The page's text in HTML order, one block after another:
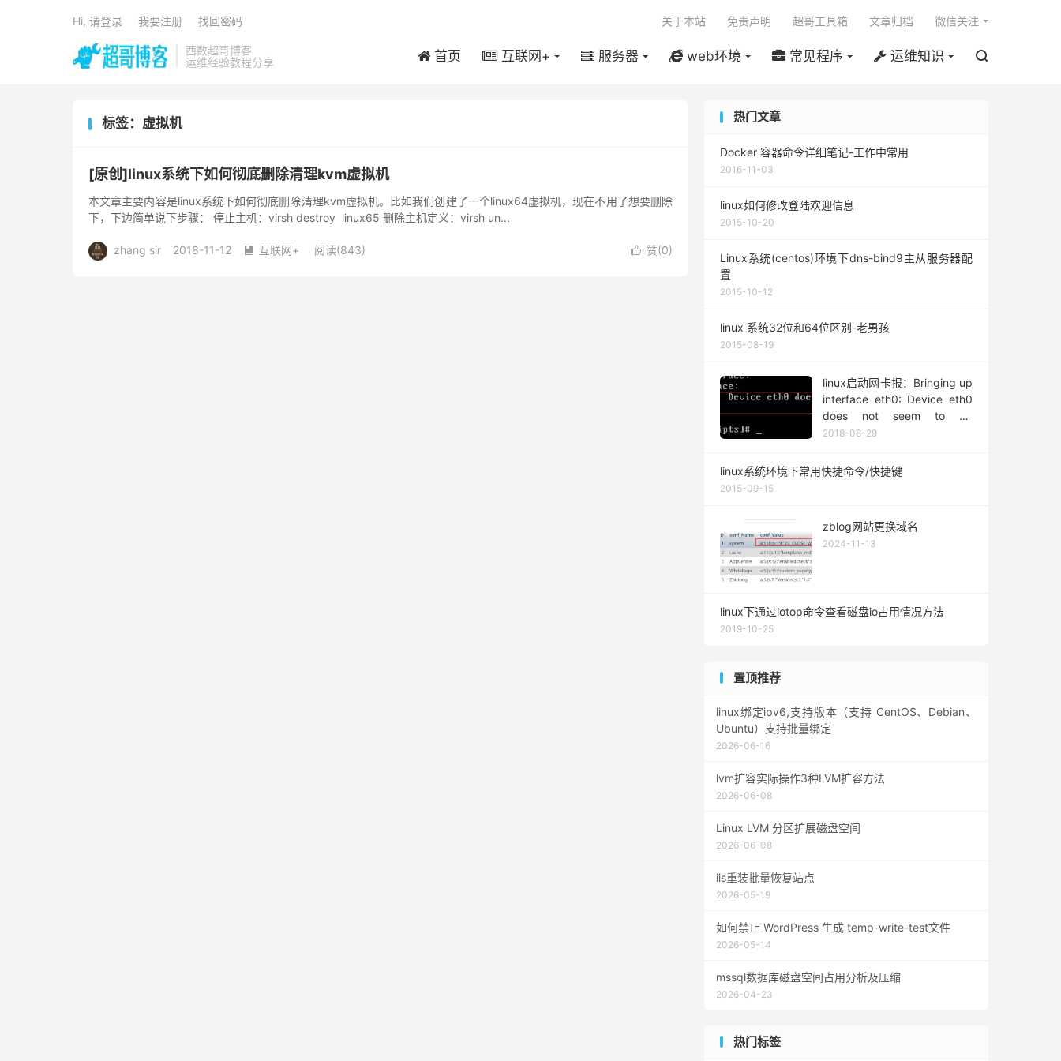
西数超哥博客
运维经验教程分享
首页 互联网+ 服务器 web环境 常见程序 运维知识 
关于本站 免责声明 超哥工具箱 文章归档 微信关注
Hi, 请登录 我要注册 找回密码
标签：虚拟机
[原创]linux系统下如何彻底删除清理kvm虚拟机
本文章主要内容是linux系统下如何彻底删除清理kvm虚拟机。比如我们创建了一个linux64虚拟机，现在不用了想要删除
下，下边简单说下步骤： 停止主机：virsh destroy linux65 删除主机定义：virsh un...
 赞(0)
zhang sir 2018-11-12  互联网+ 阅读(843)
热门文章
Docker 容器命令详细笔记-工作中常用
2016-11-03
linux如何修改登陆欢迎信息
2015-10-20
Linux系统(centos)环境下dns-bind9主从服务器配
置
2015-10-12
linux 系统32位和64位区别-老男孩
2015-08-19
linux启动网卡报：Bringing up
interface eth0: Device eth0
does not seem to be
present,delaying initialization
2018-08-29
linux系统环境下常用快捷命令/快捷键
2015-09-15
zblog网站更换域名
2024-11-13
linux下通过iotop命令查看磁盘io占用情况方法
2019-10-25
置顶推荐
linux绑定ipv6,支持版本（支持 CentOS、Debian、
Ubuntu）支持批量绑定
2026-06-16
lvm扩容实际操作3种LVM扩容方法
2026-06-08
Linux LVM 分区扩展磁盘空间
2026-06-08
iis重装批量恢复站点
2026-05-19
如何禁止 WordPress 生成 temp-write-test文件
2026-05-14
mssql数据库磁盘空间占用分析及压缩
2026-04-23
热门标签